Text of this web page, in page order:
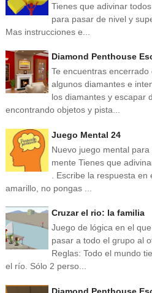
Tienes que adivinar
para pasar de nivel y
Mas instrucciones e...
Diamond Penthouse
Te encuentras encerrado
algunos diamantes e
los diamantes y escapar
encontrando objetos y pista...
Juego Mental 24
Nuevo juego mental
mente Tienes que
. Escribe la respuesta en
amarillo, no pongas ...
Cruzar el rio: la familia
Juego de lógica en el
pasar a todo el grupo al
Reglas: Todo el mundo
el río. Sólo 2 perso...
Diamond Penthouse